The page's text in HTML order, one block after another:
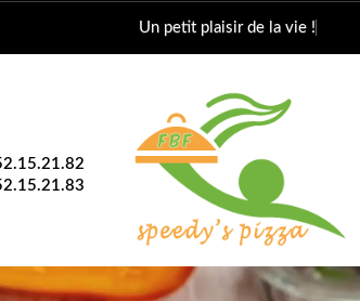
Le paiement avec les chèques vacances